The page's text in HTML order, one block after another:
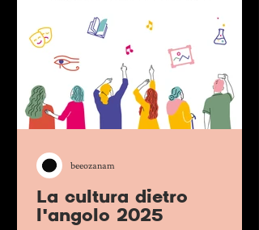
La cultura dietro
l'angolo 2025
beeozanam